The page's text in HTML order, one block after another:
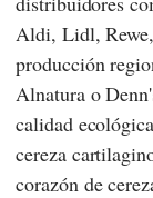
Aldi, Lidl,Rewe
producción
Alnaturao
calidad
cereza
corazón de